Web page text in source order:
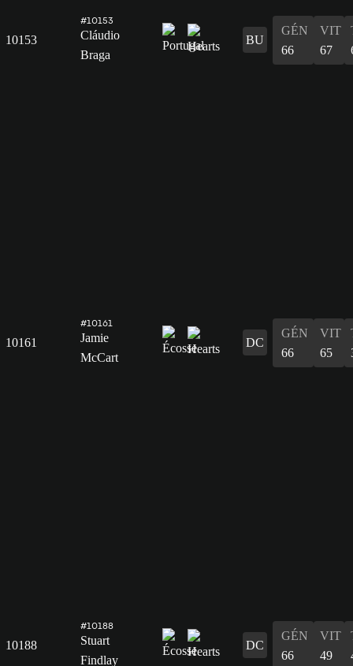
10153
#10153
Cláudio
Braga
BU
GÉN
66
VIT
67
10161
#10161
Jamie
McCart
DC
GÉN
66
VIT
65
10188
#10188
Stuart
Findlay
DC
GÉN
66
VIT
49